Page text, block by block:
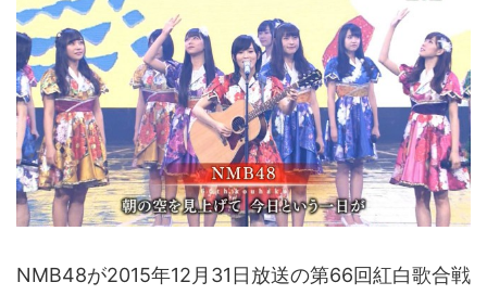
NMB48が2015年12月31日放送の第66回紅白歌合戦